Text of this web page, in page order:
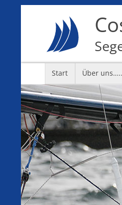
Start Über uns…..